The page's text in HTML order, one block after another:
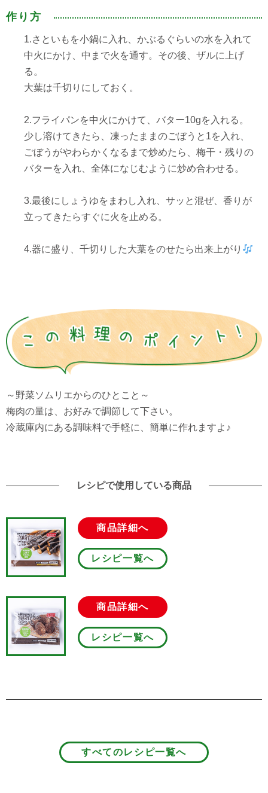
作り方
1.さといもを小鍋に入れ、かぶるぐらいの水を入れて
中火にかけ、中まで火を通す。その後、ザルに上げ
る。
大葉は千切りにしておく。⠀
2.フライパンを中火にかけて、バター10gを入れる。
少し溶けてきたら、凍ったままのごぼうと1を入れ、
ごぼうがやわらかくなるまで炒めたら、梅干・残りの
バターを入れ、全体になじむように炒め合わせる。⠀
3.最後にしょうゆをまわし入れ、サッと混ぜ、香りが
立ってきたらすぐに火を止める。⠀
4.器に盛り、千切りした大葉をのせたら出来上がり
～野菜ソムリエからのひとこと～⠀
梅肉の量は、お好みで調節して下さい。⠀
冷蔵庫内にある調味料で手軽に、簡単に作れますよ♪⠀
レシピで使用している商品
商品詳細へ
レシピ一覧へ
商品詳細へ
レシピ一覧へ
すべてのレシピ一覧へ